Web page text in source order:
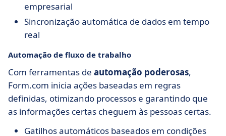
empresarial
Sincronização automática de dados em tempo
real
Automação de fluxo de trabalho
Com ferramentas de automação poderosas,
Form.com inicia ações baseadas em regras
definidas, otimizando processos e garantindo que
as informações certas cheguem às pessoas certas.
Gatilhos automáticos baseados em condições